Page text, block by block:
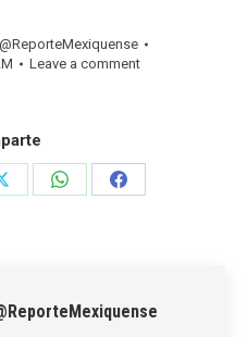
@ReporteMexiquense
Leave a comment
Share
Share
Share